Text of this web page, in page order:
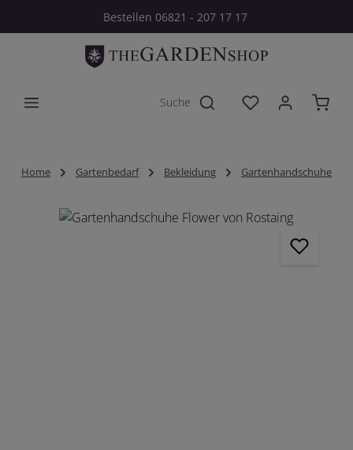
Zum Hauptinhalt springenBestellen 06821 - 207 17 17
Du hast 0
Home Gartenbedarf Bekleidung Gartenhandschuhe
Bildergalerie überspringen